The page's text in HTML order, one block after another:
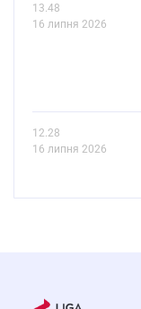
13.48
16 липня 2026
12.28
16 липня 2026